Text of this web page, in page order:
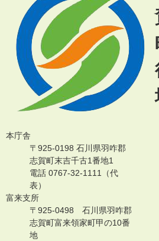
本庁舎
〒925-0198 石川県羽咋郡
志賀町末吉千古1番地1
電話 0767-32-1111（代
表）
富来支所
〒925-0498 石川県羽咋郡
志賀町富来領家町甲の10番
地